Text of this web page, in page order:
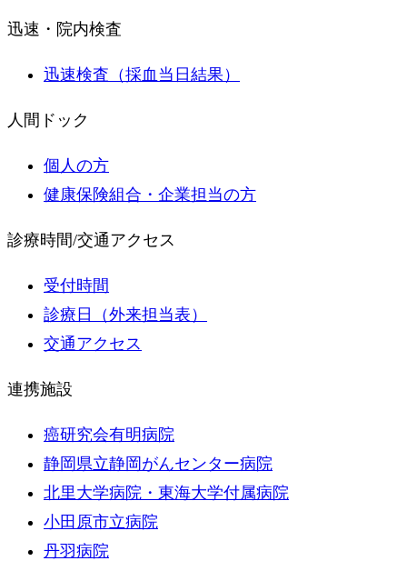
迅速・院内検査
迅速検査（採血当日結果）
人間ドック
個人の方
健康保険組合・企業担当の方
診療時間/交通アクセス
受付時間
診療日（外来担当表）
交通アクセス
連携施設
癌研究会有明病院
静岡県立静岡がんセンター病院
北里大学病院・東海大学付属病院
小田原市立病院
丹羽病院